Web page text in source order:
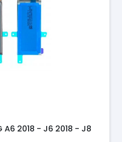
A6 2018 - J6 2018 - J8